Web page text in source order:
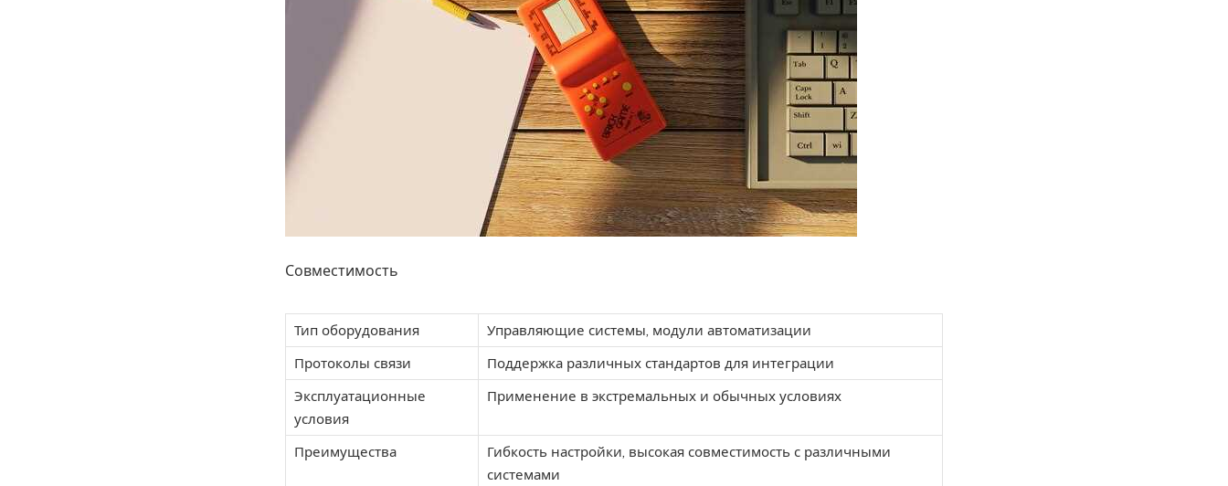
Совместимость
Тип оборудования Управляющие системы, модули автоматизации
Протоколы связи Поддержка различных стандартов для интеграции
Эксплуатационные
условия
Применение в экстремальных и обычных условиях
Преимущества
Гибкость настройки, высокая совместимость с различными
системами